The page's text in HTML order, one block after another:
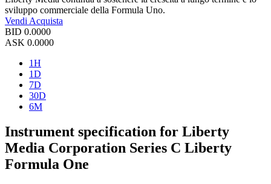
sviluppo commerciale della Formula Uno.
Vendi Acquista
BID 0.0000
ASK 0.0000
1H
1D
7D
30D
6M
Instrument specification for Liberty
Media Corporation Series C Liberty
Formula One